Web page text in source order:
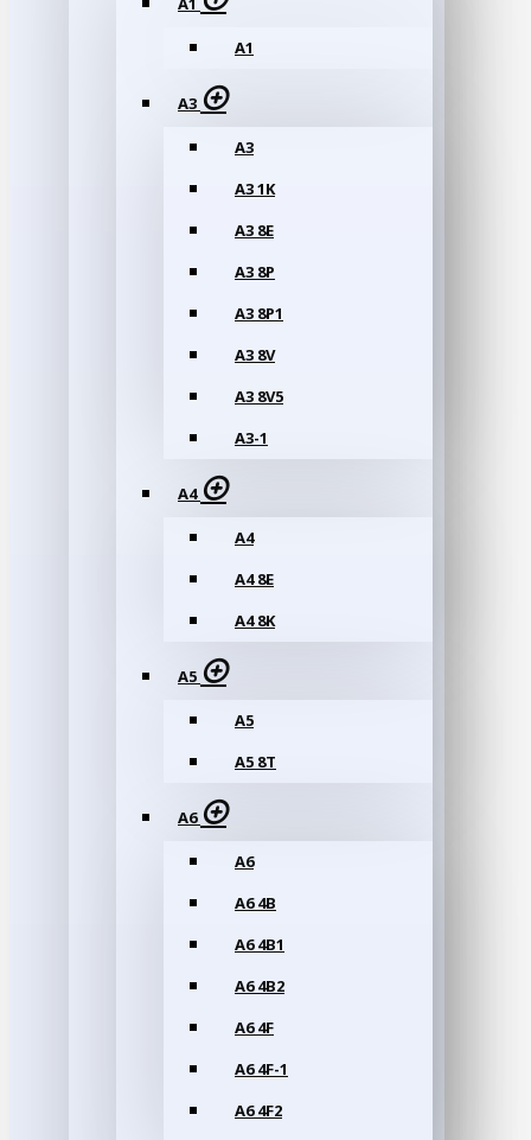
A1
A3
A3
A3 1K
A3 8E
A3 8P
A3 8P1
A3 8V
A3 8V5
A3-1
A4
A4
A4 8E
A4 8K
A5
A5
A5 8T
A6
A6
A6 4B
A6 4B1
A6 4B2
A6 4F
A6 4F-1
A6 4F2